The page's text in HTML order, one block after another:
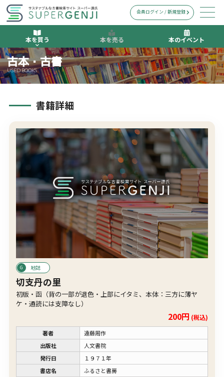
本を買う 本を売る 本のイベント
会員ログイン / 新規登録
古本・古書
USED BOOKS
書籍詳細
地誌
切支丹の里
初版・函（背の一部が退色・上部にイタミ、本体：三方に薄ヤ
ケ・通読には支障なし）
200円 (税込)
著者
遠藤周作
出版社
人文書院
発行日
１９７１年
書店名
ふるさと書房